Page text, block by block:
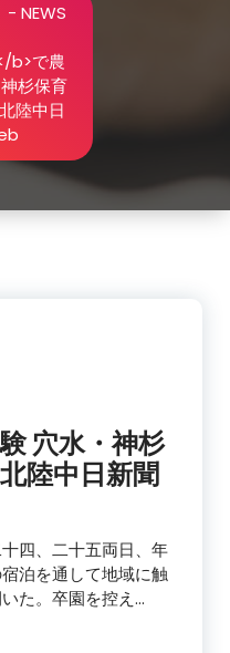
- NEWS
b>で農
杉保育
陸中日
穴水・神杉
陸中日新聞
四、二十五両日、年
泊を通して地域に触
いた。卒園を控え…